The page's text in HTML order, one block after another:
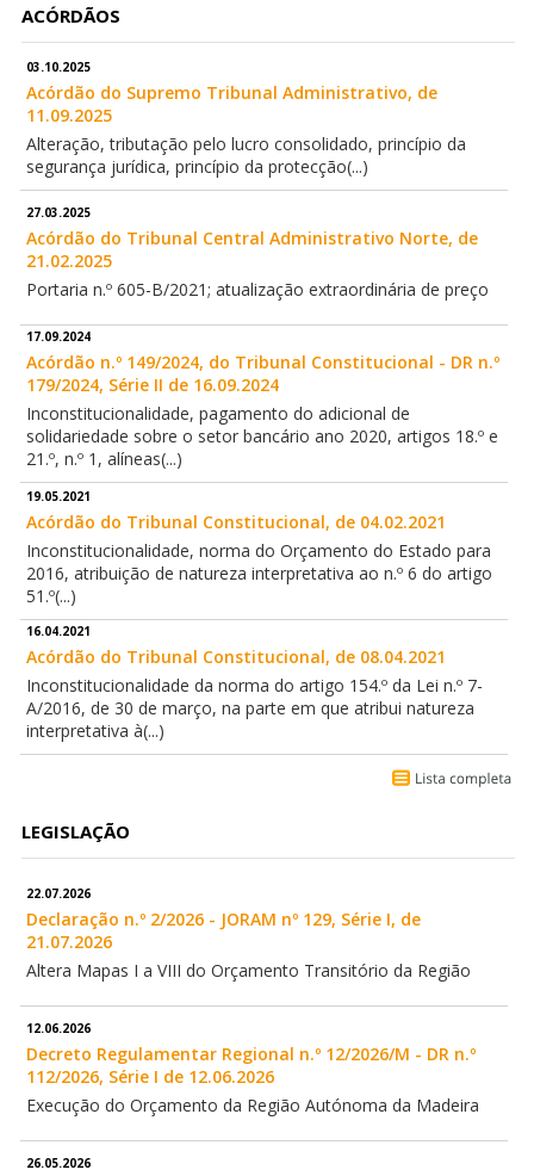
ACÓRDÃOS
03.10.2025
Acórdão do Supremo Tribunal Administrativo, de
11.09.2025
Alteração, tributação pelo lucro consolidado, princípio da
segurança jurídica, princípio da protecção(...)
27.03.2025
Acórdão do Tribunal Central Administrativo Norte, de
21.02.2025
Portaria n.º 605-B/2021; atualização extraordinária de preço
17.09.2024
Acórdão n.º 149/2024, do Tribunal Constitucional - DR n.º
179/2024, Série II de 16.09.2024
Inconstitucionalidade, pagamento do adicional de
solidariedade sobre o setor bancário ano 2020, artigos 18.º e
21.º, n.º 1, alíneas(...)
19.05.2021
Acórdão do Tribunal Constitucional, de 04.02.2021
Inconstitucionalidade, norma do Orçamento do Estado para
2016, atribuição de natureza interpretativa ao n.º 6 do artigo
51.º(...)
16.04.2021
Acórdão do Tribunal Constitucional, de 08.04.2021
Inconstitucionalidade da norma do artigo 154.º da Lei n.º 7-
A/2016, de 30 de março, na parte em que atribui natureza
interpretativa à(...)
LEGISLAÇÃO
22.07.2026
Declaração n.º 2/2026 - JORAM nº 129, Série I, de
21.07.2026
Altera Mapas I a VIII do Orçamento Transitório da Região
12.06.2026
Decreto Regulamentar Regional n.º 12/2026/M - DR n.º
112/2026, Série I de 12.06.2026
Execução do Orçamento da Região Autónoma da Madeira
26.05.2026